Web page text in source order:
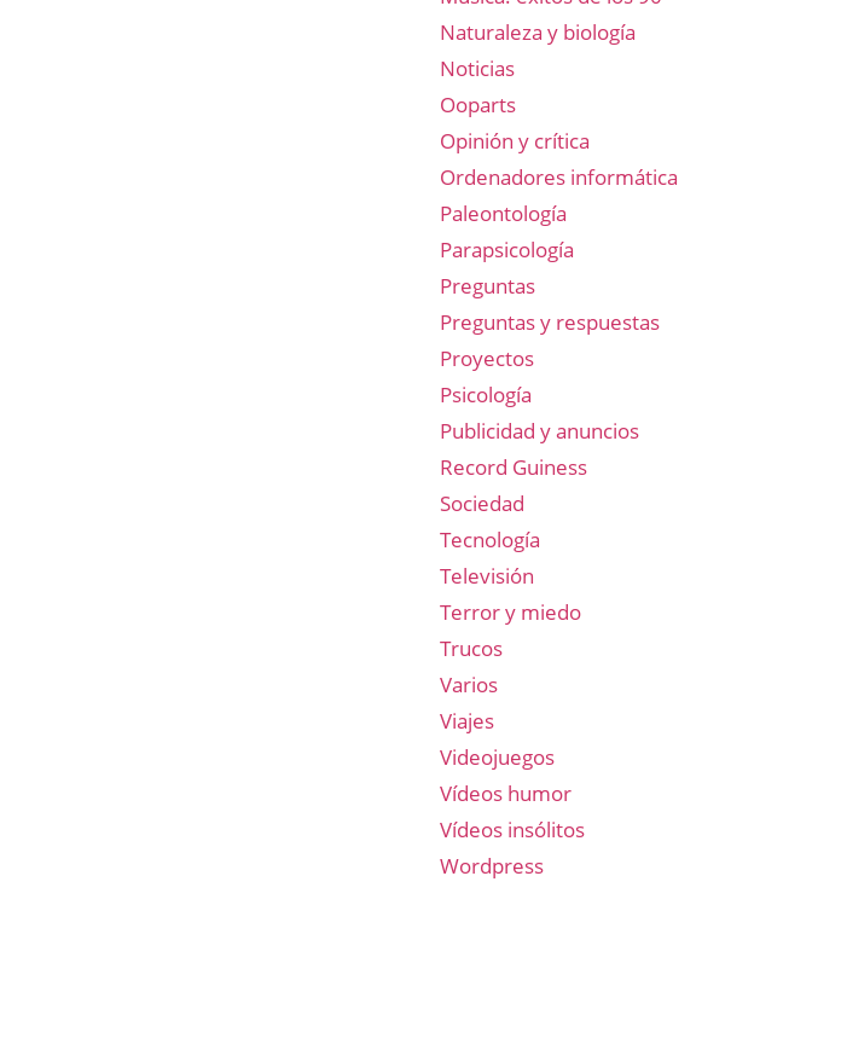
Naturaleza y biología
Noticias
Ooparts
Opinión y crítica
Ordenadores informática
Paleontología
Parapsicología
Preguntas
Preguntas y respuestas
Proyectos
Psicología
Publicidad y anuncios
Record Guiness
Sociedad
Tecnología
Televisión
Terror y miedo
Trucos
Varios
Viajes
Videojuegos
Vídeos humor
Vídeos insólitos
Wordpress